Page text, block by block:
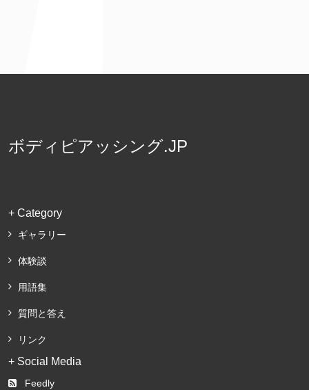
ボディピアッシング.JP
+ Category
ギャラリー
体験談
用語集
質問と答え
リンク
+ Social Media
Feedly